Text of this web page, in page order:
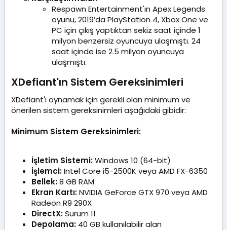
Respawn Entertainment'ın Apex Legends
oyunu, 2019’da PlayStation 4, Xbox One ve
PC için çıkış yaptıktan sekiz saat içinde 1
milyon benzersiz oyuncuya ulaşmıştı. 24
saat içinde ise 2.5 milyon oyuncuya
ulaşmıştı.
XDefiant'ın Sistem Gereksinimleri​
XDefiant'ı oynamak için gerekli olan minimum ve
önerilen sistem gereksinimleri aşağıdaki gibidir:
Minimum Sistem Gereksinimleri:
İşletim Sistemi:Windows 10 (64-bit)
İşlemci:Intel Core i5-2500K veya AMD FX-6350
Bellek:8 GB RAM
Ekran Kartı:NVIDIA GeForce GTX 970 veya AMD
Radeon R9 290X
DirectX:Sürüm 11
Depolama: 40 GB kullanılabilir alan